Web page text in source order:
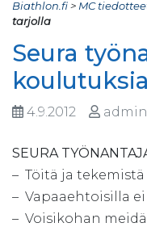
Biathlon.fi> MC
tarjolla
Seura
4.9.2012 admin
SEURA
– Töitä ja tekemistä
– Vapaaehtoisilla
– Voisikohan